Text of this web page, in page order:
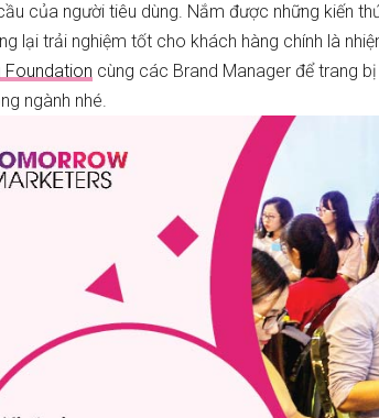
của người tiêu dùng. Nắm được những kiến
lại trải nghiệm tốt cho khách hàng chính là
Foundation cùng các Brand Manager để trang
ngành nhé.